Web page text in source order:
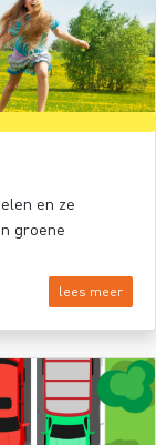
en ze
groene
lees meer